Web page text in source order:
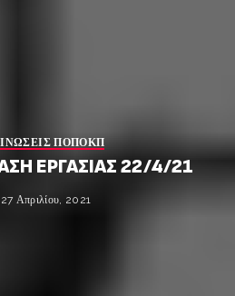
ΠΟΠΟΚΠ
ΕΡΓΑΣΙΑΣ 22/4/21
27 Απριλίου, 2021